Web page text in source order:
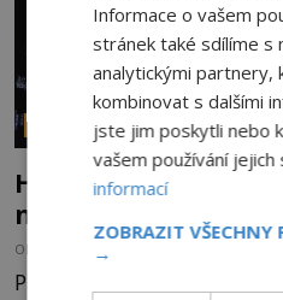
PARANORMÁLNÍ JEVY
Hororové zábavní
nehod?
OD
Přibližně 60 km po dálnici
Informace o vašem
stránek také sdílíme s
analytickými partnery,
kombinovat s dalšími
jste jim poskytli nebo
vašem používání jejich
informací
ZOBRAZIT VŠECHNY
→